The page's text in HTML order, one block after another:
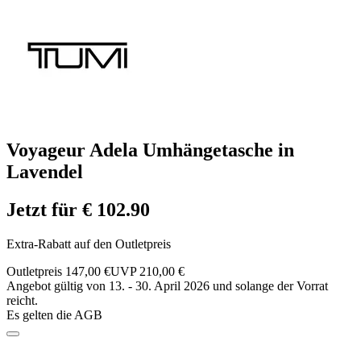
Voyageur Adela Umhängetasche in
Lavendel
Jetzt für € 102.90
Extra-Rabatt auf den Outletpreis
Outletpreis 147,00 €UVP 210,00 €
Angebot gültig von 13. - 30. April 2026 und solange der Vorrat
reicht.
Es gelten die AGB